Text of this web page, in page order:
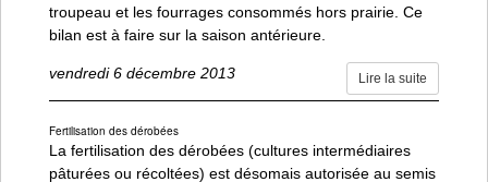
troupeau et les fourrages consommés hors prairie. Ce
bilan est à faire sur la saison antérieure.
vendredi 6 décembre 2013 Lire la suite
Fertilisation des dérobées
La fertilisation des dérobées (cultures intermédiaires
pâturées ou récoltées) est désomais autorisée au semis